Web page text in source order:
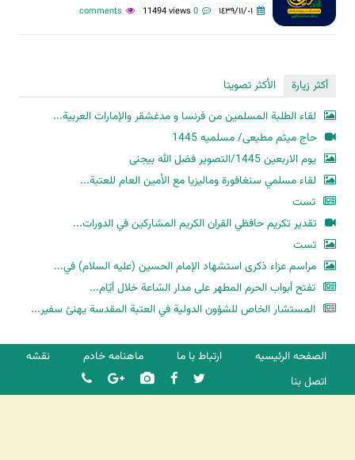
١٤٣٩/١١/٠١ 0 comments
11494 views
أكثر زيارة
الأكثر تصويتا
لقاء الطلبة المسلمين من فرنسا و مدغشقر والإمارات العربية...
حاج میثم مطیعی/ مسلمیه 1445
یوم الاربعین 1445/التصویر فضل الله بیجنی
لقاء مسلمي سنغافورة وماليزيا مع الأمين العام للعتبة...
تست
تقدير تكريم حافظي القران الكريم المشاركين في الدورات...
تست
مراسم عزاء ذكرى استشهاد الإمام الحسين (عليه السلام) في...
تفتح أبواب الحرم المطهر على مدار السّاعة خلال أيّام...
المستشار الخاص للشؤون الدولية في العتبة المقدسة يهنئ سفير...
الصفحه الرئیسیه ارتباط با ما ماهنامه خادم
نقشه
اتصل بنا